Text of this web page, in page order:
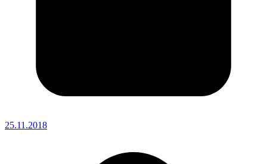
25.11.2018